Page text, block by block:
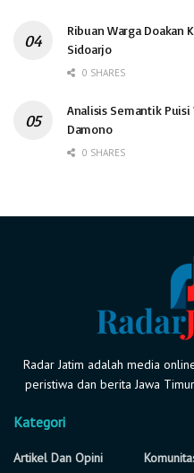
Ribuan Warga Doakan
Sidoarjo
0 SHARES
Analisis Semantik Puisi
Damono
0 SHARES
Radar Jatim adalah media
peristiwa dan berita Jawa
Kategori
Artikel Dan Opini